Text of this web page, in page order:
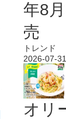
年8
売
トレンド
2026-07-
オリ